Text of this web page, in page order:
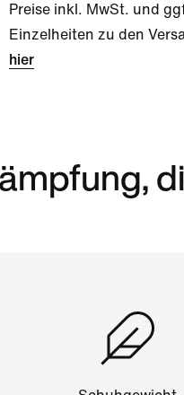
Preise inkl. MwSt. und
Einzelheiten zu den
hier